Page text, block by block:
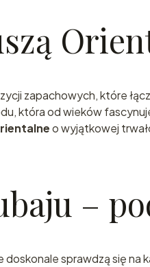
zapachowych, które
która od wieków
o wyjątkowej
–
sprawdzą się